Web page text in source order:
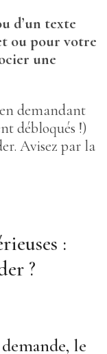
d’un texte
ou pour votre
une
demandant
débloqués !)
Avisez par la
:
?
le